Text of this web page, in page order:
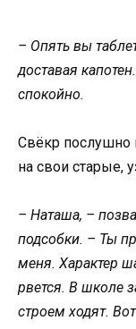
– Опять вы
доставая
спокойно.
Свёкр послушно
на свои старые,
– Наташа, –
подсобки. – Ты
меня. Характер
рвется. В школе
строем ходят.